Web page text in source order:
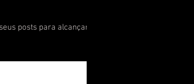
posts para alcançar